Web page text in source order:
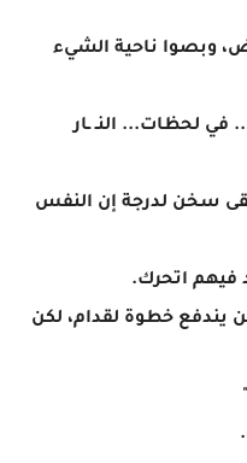
وبصوا ناحية الشيء
في لحظات... النـ ـار
سخن لدرجة إن النفس
فيهم اتحرك.
خطوة لقدام، لكن